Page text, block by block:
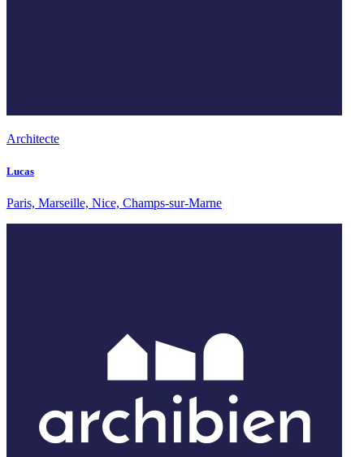
Architecte
Lucas
Paris, Marseille, Nice, Champs-sur-Marne